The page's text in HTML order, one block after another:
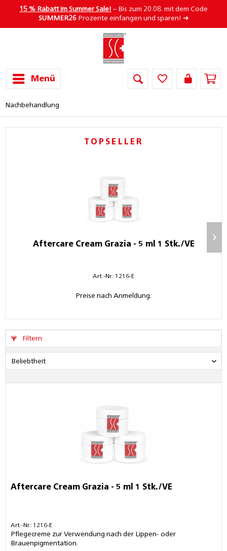
15 % Rabatt im Summer Sale! – Bis zum 20.08. mit dem Code
SUMMER26Prozente einfangen und sparen! ➜
Menü
Nachbehandlung
TOPSELLER
Aftercare Cream Grazia - 5 ml 1 Stk./VE
Art.-Nr.: 1216-E
Preise nach Anmeldung.
Filtern
Aftercare Cream Grazia - 5 ml 1 Stk./VE
Art.-Nr.: 1216-E
Pflegecreme zur Verwendung nach der Lippen- oder
Brauenpigmentation.